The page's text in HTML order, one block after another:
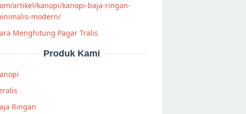
artikel/kanopi/kanopi-baja-ringan-
modern/
Menghitung Pagar Tralis
Produk Kami
Ringan